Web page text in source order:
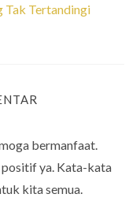
Tak Tertandingi
bermanfaat.
ya. Kata-kata
kita semua.